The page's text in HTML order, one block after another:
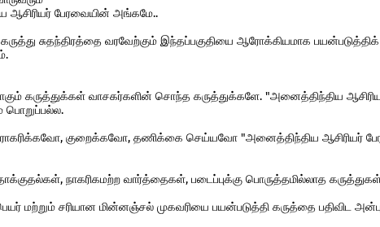
ஆசிரியர் பேரவையின் அங்கமே..
சுதந்திரத்தை வரவேற்கும் இந்தப்பகுதியை ஆரோக்கியமாக
கருத்துக்கள் வாசகர்களின் சொந்த கருத்துக்களே. "அனைத்திந்திய
பொறுப்பல்ல.
குறைக்கவோ, தணிக்கை செய்யவோ "அனைத்திந்திய ஆசிரியர்
நாகரிகமற்ற வார்த்தைகள், படைப்புக்கு பொருத்தமில்லாத
மற்றும் சரியான மின்னஞ்சல் முகவரியை பயன்படுத்தி கருத்தை பதிவிட